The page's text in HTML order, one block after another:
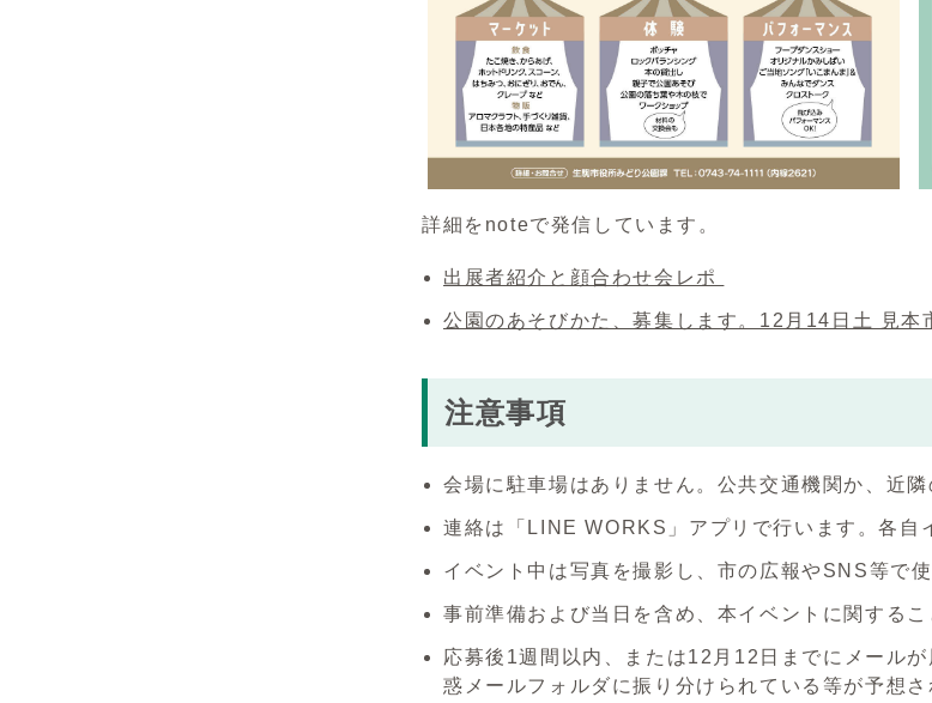
詳細をnoteで発信しています。
出展者紹介と顔合わせ会レポ
公園のあそびかた、募集します。12月14日土 見本
注意事項
会場に駐車場はありません。公共交通機関か、近
連絡は「LINE WORKS」アプリで行います。各自
イベント中は写真を撮影し、市の広報やSNS等で使
事前準備および当日を含め、本イベントに関する
応募後1週間以内、または12月12日までにメール
惑メールフォルダに振り分けられている等が予想